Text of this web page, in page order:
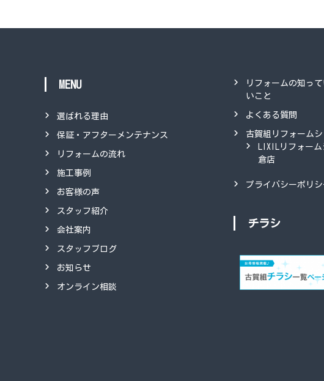
MENU
選ばれる理由
保証・アフターメンテナンス
リフォームの流れ
施工事例
お客様の声
スタッフ紹介
会社案内
スタッフブログ
お知らせ
オンライン相談
リフォームの知っ
いこと
よくある質問
古賀組リフォーム
LIXILリフォー
倉店
プライバシーポリシ
チラシ